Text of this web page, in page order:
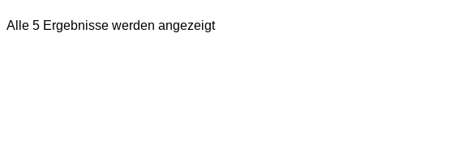
Alle 5 Ergebnisse werden angezeigt